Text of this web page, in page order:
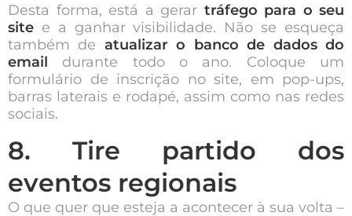
Desta forma, está a gerar tráfego para o seu
site e a ganhar visibilidade. Não se esqueça
também de atualizar o banco de dados do
email durante todo o ano. Coloque um
formulário de inscrição no site, em pop-ups,
barras laterais e rodapé, assim como nas redes
sociais.
8. Tire partido dos
eventos regionais
O que quer que esteja a acontecer à sua volta –